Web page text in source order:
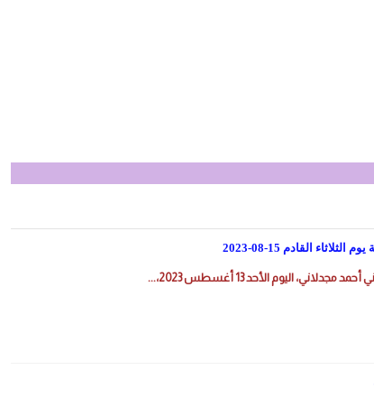
القادم 15-08-2023
اليوم الأحد 13 أغسطس 2023،...